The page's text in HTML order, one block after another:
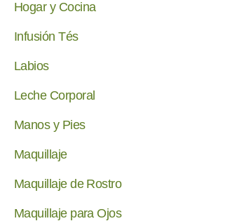
Hogar y Cocina
Infusión Tés
Labios
Leche Corporal
Manos y Pies
Maquillaje
Maquillaje de Rostro
Maquillaje para Ojos